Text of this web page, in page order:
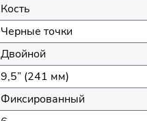
Кость
Черные точки
Двойной
9,5” (241 мм)
Фиксированный